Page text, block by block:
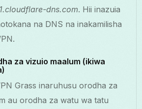
dns.com. Hii inazuia
na DNS na inakamilisha
za vizuio maalum (ikiwa
Grass inaruhusu orodha za
au orodha za watu wa tatu